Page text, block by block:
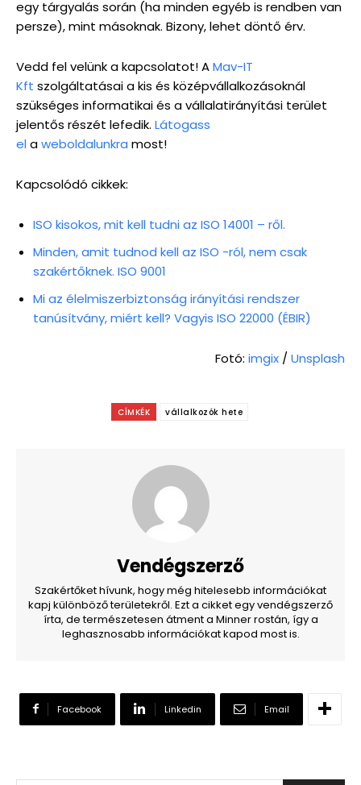
egy tárgyalás során (ha minden egyéb is rendben van
persze), mint másoknak. Bizony, lehet döntő érv.
Vedd fel velünk a kapcsolatot! AMav-IT
Kft szolgáltatásai a kis és középvállalkozásoknál
szükséges informatikai és a vállalatirányítási terület
jelentős részét lefedik. Látogass
elaweboldalunkra most!
Kapcsolódó cikkek:
ISO kisokos, mit kell tudni az ISO 14001 – ről.
Minden, amit tudnod kell az ISO -ról, nem csak
szakértőknek. ISO 9001
Mi az élelmiszerbiztonság irányítási rendszer
tanúsítvány, miért kell? Vagyis ISO 22000 (ÉBIR)
Fotó: imgix /Unsplash
CÍMKÉK vállalkozók hete
Vendégszerző
Szakértőket hívunk, hogy még hitelesebb információkat
kapj különböző területekről. Ezt a cikket egy vendégszerző
írta, de természetesen átment a Minner rostán, így a
leghasznosabb információkat kapod most is.
Facebook Linkedin Email